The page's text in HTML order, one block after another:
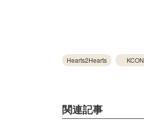
Hearts2Hearts KCON
関連記事